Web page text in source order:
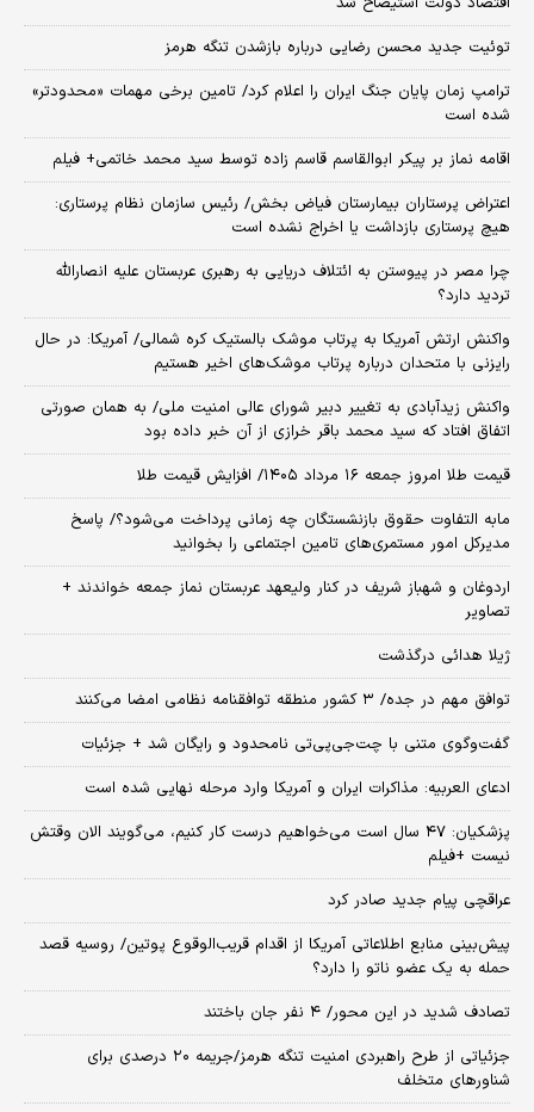
توئیت جدید محسن رضایی درباره بازشدن تنگه هرمز
ترامپ زمان پایان جنگ ایران را اعلام کرد/ تامین برخی مهمات «محدودتر»
شده است
اقامه نماز بر پیکر ابوالقاسم قاسم زاده توسط سید محمد خاتمی+ فیلم
اعتراض پرستاران بیمارستان فیاض بخش/ رئیس سازمان نظام پرستاری:
هیچ پرستاری بازداشت یا اخراج نشده است
چرا مصر در پیوستن به ائتلاف دریایی به رهبری عربستان علیه انصارالله
تردید دارد؟
واکنش ارتش آمریکا به پرتاب موشک بالستیک کره شمالی/ آمریکا: در حال
رایزنی با متحدان درباره پرتاب موشک‌های اخیر هستیم
واکنش زیدآبادی به تغییر دبیر شورای عالی امنیت ملی/ به همان صورتی
اتفاق افتاد که سید محمد باقر خرازی از آن خبر داده بود
قیمت طلا امروز جمعه ۱۶ مرداد ۱۴۰۵/ افزایش قیمت طلا
مابه التفاوت حقوق بازنشستگان چه زمانی پرداخت می‌شود؟/ پاسخ
مدیرکل امور مستمری‌های تامین اجتماعی را بخوانید
اردوغان و شهباز شریف در کنار ولیعهد عربستان نماز جمعه خواندند +
تصاویر
ژیلا هدائی درگذشت
توافق مهم در جده/ ۳ کشور منطقه توافقنامه نظامی امضا می‌کنند
گفت‌وگوی متنی با چت‌جی‌پی‌تی نامحدود و رایگان شد + جزئیات
ادعای العربیه: مذاکرات ایران و آمریکا وارد مرحله نهایی شده است
پزشکیان: ۴۷ سال است می‌خواهیم درست کار کنیم، می‌گویند الان وقتش
نیست +فیلم
عراقچی پیام جدید صادر کرد
پیش‌بینی منابع اطلاعاتی آمریکا از اقدام قریب‌الوقوع پوتین/ روسیه قصد
حمله به یک عضو ناتو را دارد؟
تصادف شدید در این محور/ ۴ نفر جان باختند
جزئیاتی از طرح راهبردی امنیت تنگه هرمز/جریمه ۲۰ درصدی برای
شناورهای متخلف